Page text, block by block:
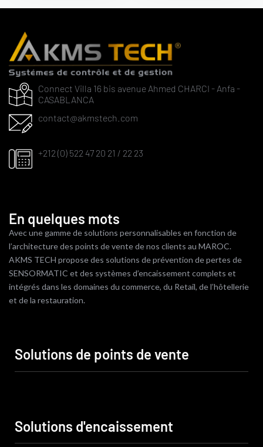
Connect Villa 16 bis avenue Ahmed CHARCI - Anfa -
CASABLANCA
contact@akmstech.com
+212 (0) 522 47 20 21 / 22 23
En quelques mots
Avec une gamme de solutions personnalisables en fonction de
l’architecture des points de vente de nos clients au MAROC.
AKMS TECH propose des solutions de prévention de pertes de
SENSORMATIC et des systèmes d’encaissement complets et
intégrés dans les domaines du commerce, du Retail, de l’hôtellerie
et de la restauration.
Solutions de points de vente
Lecteur code barre
Solutions d'encaissement